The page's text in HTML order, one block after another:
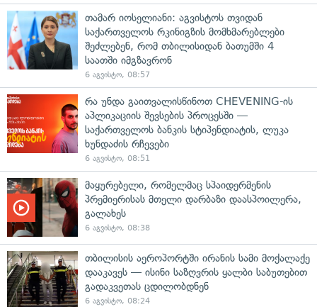
თამარ იოსელიანი: აგვისტოს თვიდან
საქართველოს რკინიგზის მომხმარებლები
შეძლებენ, რომ თბილისიდან ბათუმში 4
საათში იმგზავრონ
6 აგვისტო, 08:57
რა უნდა გაითვალისწინოთ CHEVENING-ის
აპლიკაციის შევსების პროცესში —
საქართველოს ბანკის სტიპენდიატის, ლუკა
ხუნდაძის რჩევები
6 აგვისტო, 08:51
მაყურებელი, რომელმაც სპაიდერმენის
პრემიერისას მთელი დარბაზი დაასპოილერა,
გალახეს
6 აგვისტო, 08:38
თბილისის აეროპორტში ირანის სამი მოქალაქე
დააკავეს — ისინი საზღვრის ყალბი საბუთებით
გადაკვეთას ცდილობდნენ
6 აგვისტო, 08:24